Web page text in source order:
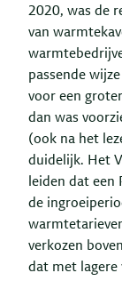
2020, was de
van
passende
voor een
dan was
(ook na het
duidelijk. Het
leiden dat een
de
verkozen
dat met lagere